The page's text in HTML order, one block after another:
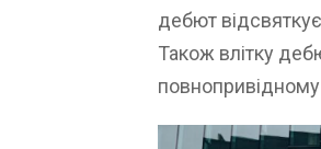
дебют
Також влітку
повнопривідному